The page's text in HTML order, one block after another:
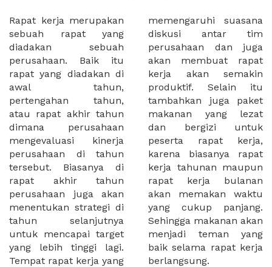
Rapat kerja merupakan
sebuah rapat yang
diadakan sebuah
perusahaan. Baik itu
rapat yang diadakan di
awal tahun,
pertengahan tahun,
atau rapat akhir tahun
dimana perusahaan
mengevaluasi kinerja
perusahaan di tahun
tersebut. Biasanya di
rapat akhir tahun
perusahaan juga akan
menentukan strategi di
tahun selanjutnya
untuk mencapai target
yang lebih tinggi lagi.
Tempat rapat kerja yang
memengaruhi suasana
diskusi antar tim
perusahaan dan juga
akan membuat rapat
kerja akan semakin
produktif. Selain itu
tambahkan juga paket
makanan yang lezat
dan bergizi untuk
peserta rapat kerja,
karena biasanya rapat
kerja tahunan maupun
rapat kerja bulanan
akan memakan waktu
yang cukup panjang.
Sehingga makanan akan
menjadi teman yang
baik selama rapat kerja
berlangsung.